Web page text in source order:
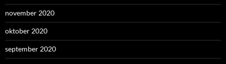
november 2020
oktober 2020
september 2020